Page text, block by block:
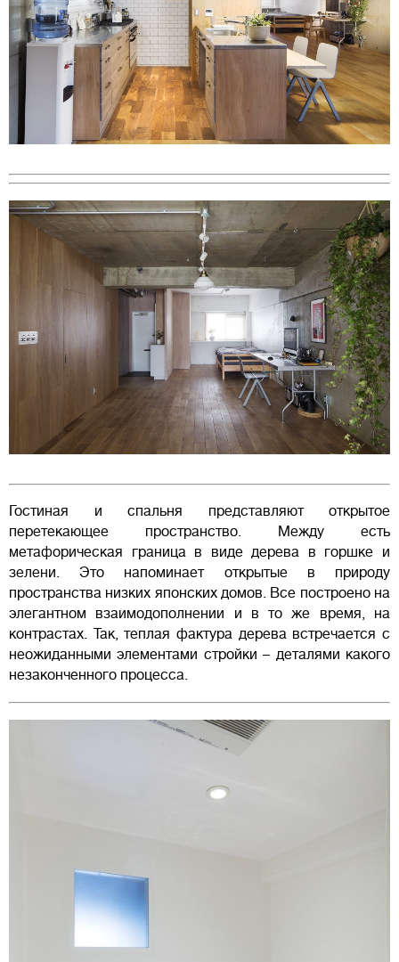
Гостиная и спальня представляют открытое
перетекающее пространство. Между есть
метафорическая граница в виде дерева в горшке и
зелени. Это напоминает открытые в природу
пространства низких японских домов. Все построено на
элегантном взаимодополнении и в то же время, на
контрастах. Так, теплая фактура дерева встречается с
неожиданными элементами стройки – деталями какого
незаконченного процесса.